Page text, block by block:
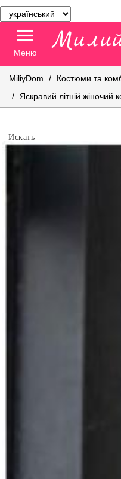
Меню
MiliyDom
Костюми та
Яскравий літній